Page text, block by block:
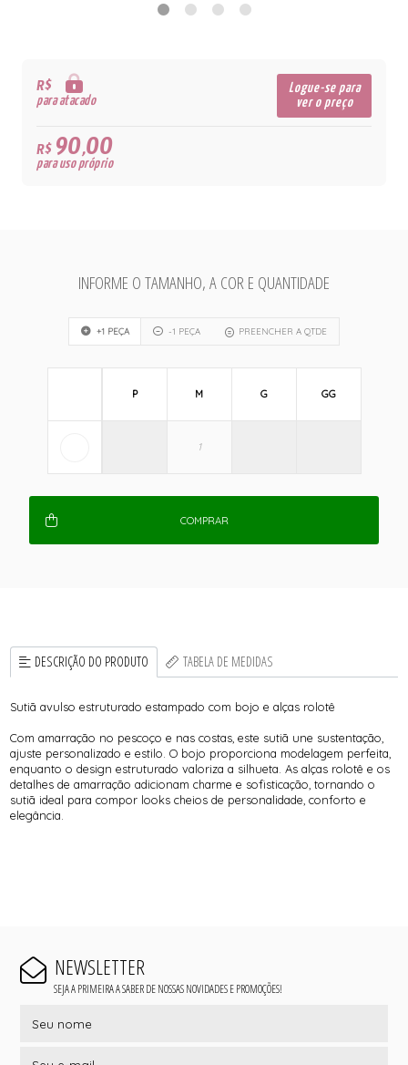
R$
para atacado
Logue-se para
ver o preço
R$90,00
para uso próprio
INFORME O TAMANHO, A COR E QUANTIDADE
+1 PEÇA -1 PEÇA PREENCHER A QTDE
P M G GG
COMPRAR
DESCRIÇÃO DO PRODUTO TABELA DE MEDIDAS
Sutiã avulso estruturado estampado com bojo e alças rolotê
Com amarração no pescoço e nas costas, este sutiã une sustentação,
ajuste personalizado e estilo. O bojo proporciona modelagem perfeita,
enquanto o design estruturado valoriza a silhueta. As alças rolotê e os
detalhes de amarração adicionam charme e sofisticação, tornando o
sutiã ideal para compor looks cheios de personalidade, conforto e
elegância.
NEWSLETTER
SEJA A PRIMEIRA A SABER DE NOSSAS NOVIDADES E PROMOÇÕES!